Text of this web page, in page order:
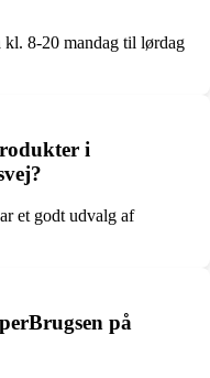
kl. 8-20 mandag til lørdag
i
et godt udvalg af
på